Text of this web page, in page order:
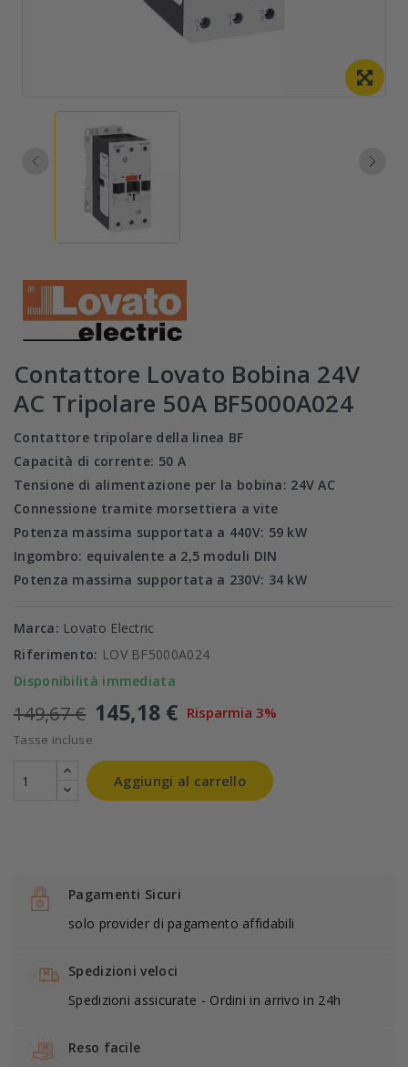
Contattore Lovato Bobina 24V
AC Tripolare 50A BF5000A024
Contattore tripolare della linea BF
Capacità di corrente: 50 A
Tensione di alimentazione per la bobina: 24V AC
Connessione tramite morsettiera a vite
Potenza massima supportata a 440V: 59 kW
Ingombro: equivalente a 2,5 moduli DIN
Potenza massima supportata a 230V: 34 kW
Marca: Lovato Electric
Riferimento: LOV BF5000A024
Disponibilità immediata
149,67 € 145,18 € Risparmia 3%
Tasse incluse
Aggiungi al carrello
Pagamenti Sicuri
solo provider di pagamento affidabili
Spedizioni veloci
Spedizioni assicurate - Ordini in arrivo in 24h
Reso facile